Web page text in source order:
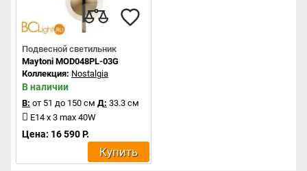
Подвесной светильник
Maytoni MOD048PL-03G
Коллекция: Nostalgia
В наличии
В: от 51 до 150 см Д: 33.3 см
E14 x 3 max 40W
Цена: 16 590 Р.
Купить